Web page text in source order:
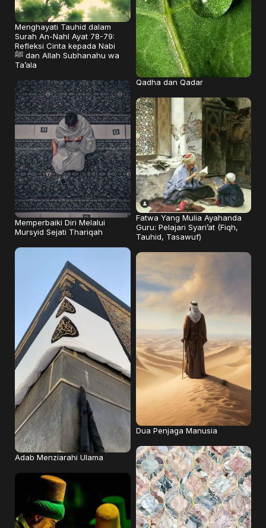
Menghayati Tauhid dalam
Surah An-Nahl Ayat 78-79:
Refleksi Cinta kepada Nabi
ﷺ dan Allah Subhanahu wa
Ta’ala
Qadha dan Qadar
Memperbaiki Diri Melalui
Mursyid Sejati Thariqah
Fatwa Yang Mulia Ayahanda
Guru: Pelajari Syari’at (Fiqh,
Tauhid, Tasawuf)
Adab Menziarahi Ulama
Dua Penjaga Manusia